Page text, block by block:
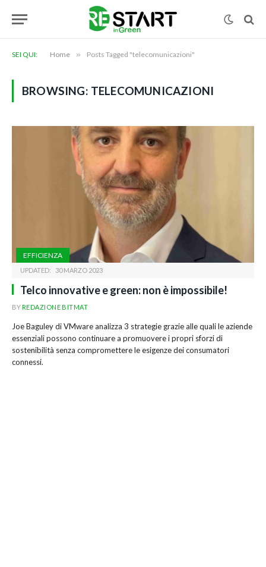
SEI QUI: Home » Posts Tagged "telecomunicazioni"
BROWSING: TELECOMUNICAZIONI
EFFICIENZA
UPDATED: 30 MARZO 2023
Telco innovative e green: non è impossibile!
BYREDAZIONE BITMAT
Joe Baguley di VMware analizza 3 strategie grazie alle quali le aziende
essenziali possono continuare a promuovere i propri sforzi di
sostenibilità senza compromettere le esigenze dei consumatori
connessi.